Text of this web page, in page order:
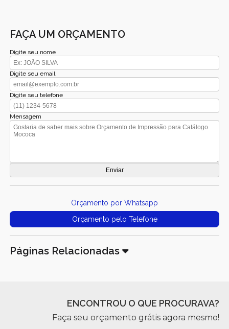
FAÇA UM ORÇAMENTO
Digite seu nome
Digite seu email
Digite seu telefone
Mensagem
Orçamento por Whatsapp
Orçamento pelo Telefone
Páginas Relacionadas
ENCONTROU O QUE PROCURAVA?
Faça seu orçamento grátis agora mesmo!